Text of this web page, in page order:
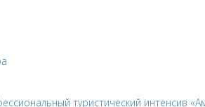
туристический интенсив